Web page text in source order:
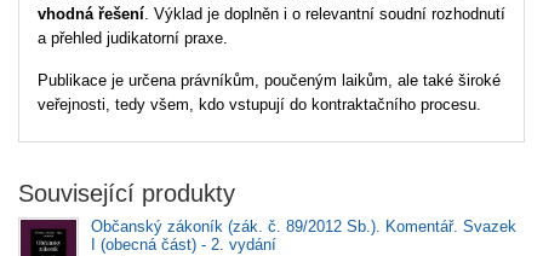
vhodná řešení . Výklad je doplněn i o relevantní soudní rozhodnutí
a přehled judikatorní praxe.
Publikace je určena právníkům, poučeným laikům, ale také široké
veřejnosti, tedy všem, kdo vstupují do kontraktačního procesu.
Související produkty
Občanský zákoník (zák. č. 89/2012 Sb.). Komentář. Svazek
I (obecná část) - 2. vydání